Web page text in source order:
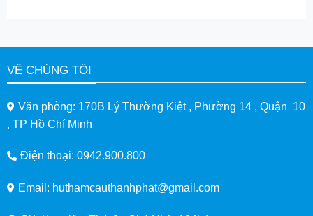
VỀ CHÚNG TÔI
Văn phòng: 170B Lý Thường Kiệt , Phường 14 , Quận 10
, TP Hồ Chí Minh
Điện thoại: 0942.900.800
Email: huthamcauthanhphat@gmail.com